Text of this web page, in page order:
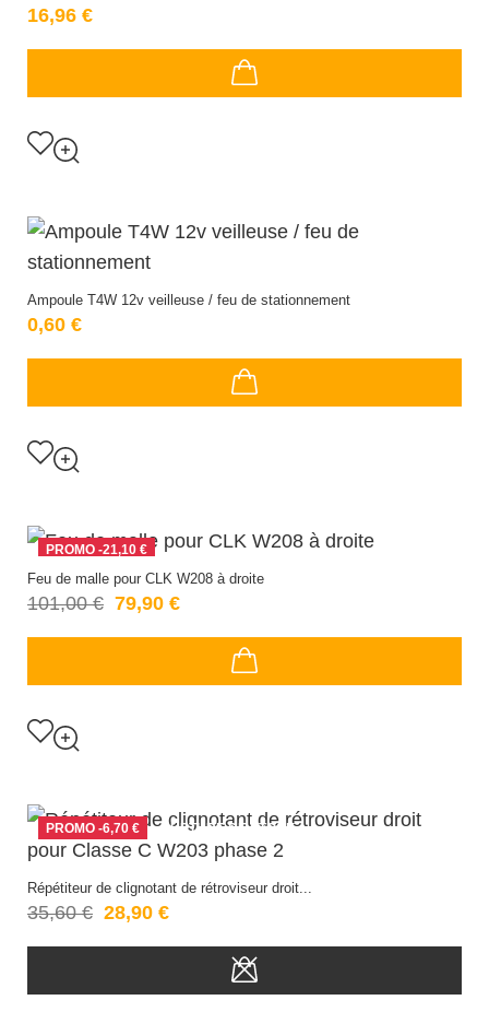
16,96 €
Ampoule T4W 12v veilleuse / feu de stationnement
0,60 €
PROMO -21,10 €
Feu de malle pour CLK W208 à droite
101,00 € 79,90 €
PROMO -6,70 € RUPTURE DE STOCK
Répétiteur de clignotant de rétroviseur droit...
35,60 € 28,90 €